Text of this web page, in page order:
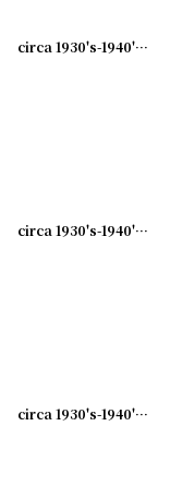
circa 1930's-1940's Advertising Bill Hook THE BEST IN BUTTER,EGG... アドバタイジング フック 伝票ホルダー
circa 1930's-1940's Advertising Bill Hook RENEW WITH... アドバタイジング フック 伝票ホルダー
circa 1930's-1940's Advertising Bill Hook KEEP YOUR SLIPS.. アドバタイジング フック 伝票ホルダー